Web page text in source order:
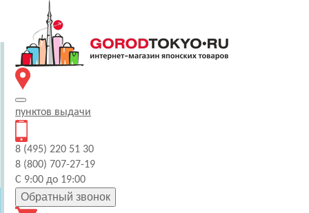
пунктов выдачи
8 (495) 220 51 30
8 (800) 707-27-19
С 9:00 до 19:00
Обратный звонок